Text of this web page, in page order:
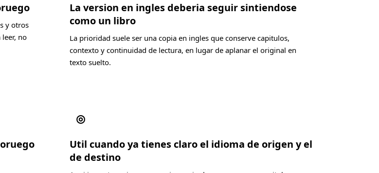
y otros
no
La version en ingles deberia seguir sintiendose
como un libro
La prioridad suele ser una copia en ingles que conserve capitulos,
contexto y continuidad de lectura, en lugar de aplanar el original en
texto suelto.
◎
Util cuando ya tienes claro el idioma de origen y el
de destino